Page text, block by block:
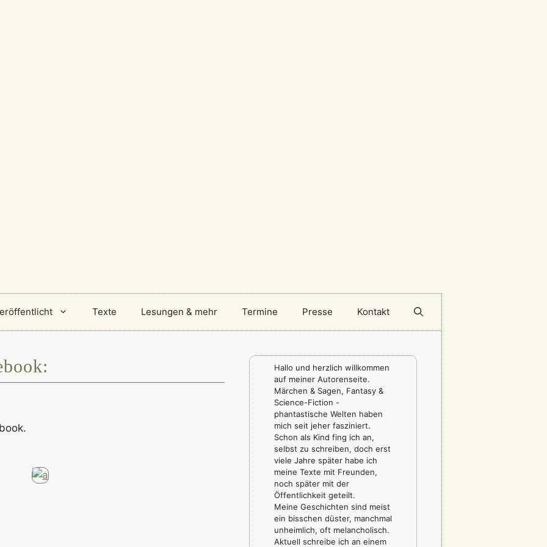
Texte Lesungen & mehr Termine Presse Kontakt
Hallo und herzlich willkommen
auf meiner Autorenseite.
Märchen & Sagen, Fantasy &
Science-Fiction -
phantastische Welten haben
mich seit jeher fasziniert.
Schon als Kind fing ich an,
selbst zu schreiben, doch erst
viele Jahre später habe ich
meine Texte mit Freunden,
noch später mit der
Öffentlichkeit geteilt.
Meine Geschichten sind meist
ein bisschen düster, manchmal
unheimlich, oft melancholisch.
Aktuell schreibe ich an einem